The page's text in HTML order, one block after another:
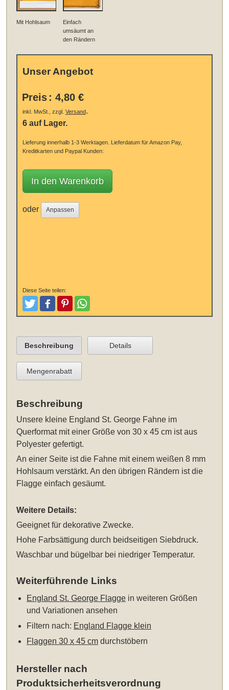
Mit Hohlsaum
Einfach
umsäumt an
den Rändern
Unser Angebot
Preis : 4,80 €
inkl. MwSt., zzgl. Versand.
6 auf Lager.
Lieferung innerhalb 1-3 Werktagen. Lieferdatum für Amazon Pay,
Kreditkarten und Paypal Kunden:
In den Warenkorb
oder Anpassen
Diese Seite teilen:
TweetenPostenPinterestTeilen
Beschreibung Details
Mengenrabatt
Beschreibung
Unsere kleine England St. George Fahne im
Querformat mit einer Größe von 30 x 45 cm ist aus
Polyester gefertigt.
An einer Seite ist die Fahne mit einem weißen 8 mm
Hohlsaum verstärkt. An den übrigen Rändern ist die
Flagge einfach gesäumt.
Weitere Details:
Geeignet für dekorative Zwecke.
Hohe Farbsättigung durch beidseitigen Siebdruck.
Waschbar und bügelbar bei niedriger Temperatur.
Weiterführende Links
England St. George Flagge in weiteren Größen
und Variationen ansehen
Filtern nach: England Flagge klein
Flaggen 30 x 45 cm durchstöbern
Hersteller nach
Produktsicherheitsverordnung